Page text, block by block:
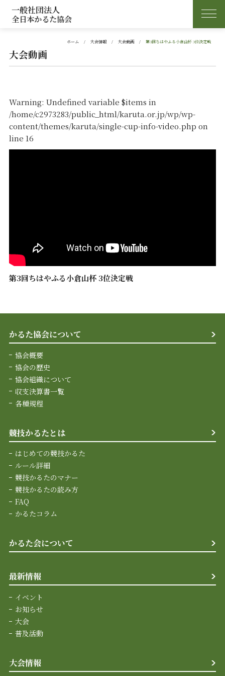
一般社団法人
全日本かるた協会
ホーム 大会情報 大会動画 第3回ちはやふる小倉山杯 3位決定戦
大会動画
Warning: Undefined variable $items in
/home/c2973283/public_html/karuta.or.jp/wp/wp-
content/themes/karuta/single-cup-info-video.php on
line 16
第3回ちはやふる小倉山杯 3位決定戦
かるた協会について
協会概要
協会の歴史
協会組織について
収支決算書一覧
各種規程
競技かるたとは
はじめての競技かるた
ルール詳細
競技かるたのマナー
競技かるたの読み方
FAQ
かるたコラム
かるた会について
最新情報
イベント
お知らせ
大会
普及活動
大会情報